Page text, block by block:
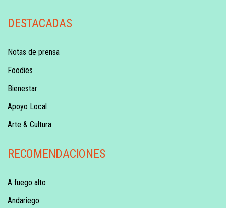
DESTACADAS
Notas de prensa
Foodies
Bienestar
Apoyo Local
Arte & Cultura
RECOMENDACIONES
A fuego alto
Andariego